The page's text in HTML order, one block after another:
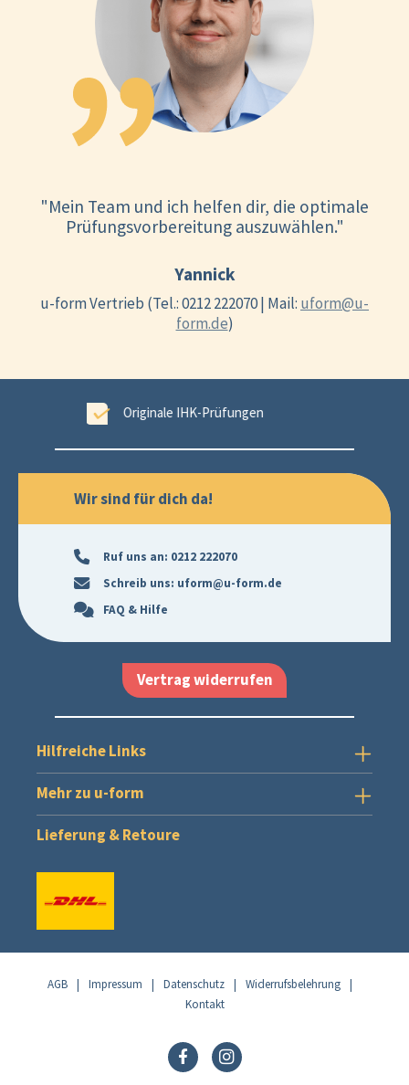
"Mein Team und ich helfen dir, die optimale
Prüfungsvorbereitung auszuwählen."
Yannick
u-form Vertrieb (Tel.: 0212 222070 | Mail: uform@u-
form.de)
99,6 % Erfolgsgarantie
Wir sind für dich da!
Ruf uns an: 0212 222070
Schreib uns: uform@u-form.de
FAQ & Hilfe
Vertrag widerrufen
Hilfreiche Links
Mehr zu u-form
Lieferung & Retoure
AGB | Impressum | Datenschutz | Widerrufsbelehrung |
Kontakt